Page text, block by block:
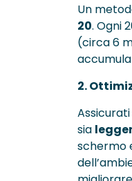
Un
20. Ogni
(circa 6
2.
sia
schermo